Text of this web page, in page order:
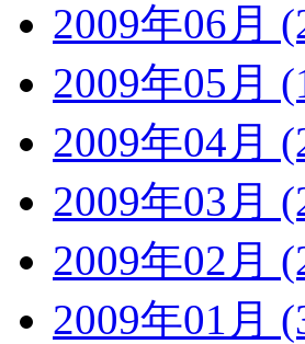
2009年06月
2009年05月
2009年04月
2009年03月
2009年02月
2009年01月